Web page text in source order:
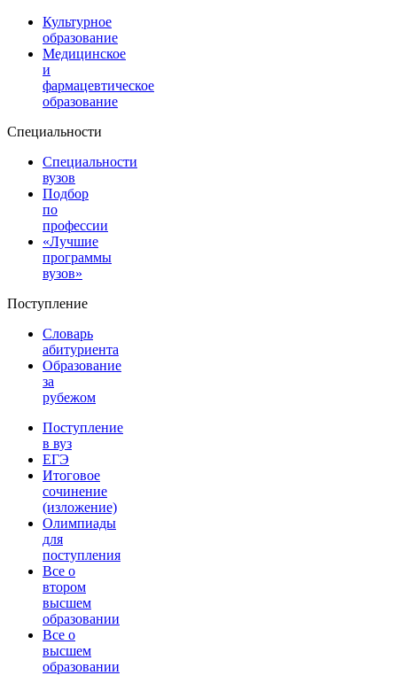
Культурное
образование
Медицинское
и
фармацевтическое
образование
Специальности
Специальности
вузов
Подбор
по
профессии
«Лучшие
программы
вузов»
Поступление
Словарь
абитуриента
Образование
за
рубежом
Поступление
в вуз
ЕГЭ
Итоговое
сочинение
(изложение)
Олимпиады
для
поступления
Все о
втором
высшем
образовании
Все о
высшем
образовании